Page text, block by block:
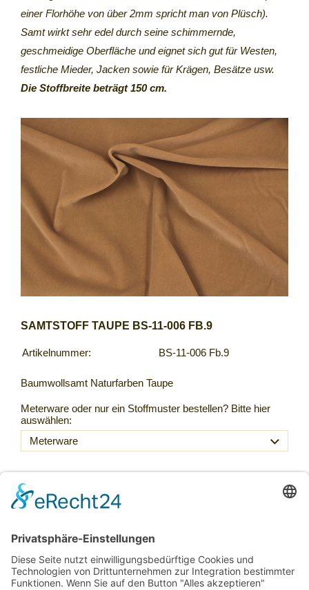
einer Florhöhe von über 2mm spricht man von Plüsch).
Samt wirkt sehr edel durch seine schimmernde,
geschmeidige Oberfläche und eignet sich gut für Westen,
festliche Mieder, Jacken sowie für Krägen, Besätze usw.
Die Stoffbreite beträgt 150 cm.
SAMTSTOFF TAUPE BS-11-006 FB.9
Artikelnummer: BS-11-006 Fb.9
Baumwollsamt Naturfarben Taupe
Meterware oder nur ein Stoffmuster bestellen? Bitte hier
auswählen:
69,00 €
Inkl. 20 % USt. zzgl. Versand
Sofort ab Lager
Laufmeter *(69,00 € / lfm):